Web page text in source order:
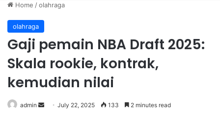
Home /olahraga
olahraga
Gaji pemain NBA Draft 2025:
Skala rookie, kontrak,
kemudian nilai
admin July 22, 2025 133 2 minutes read